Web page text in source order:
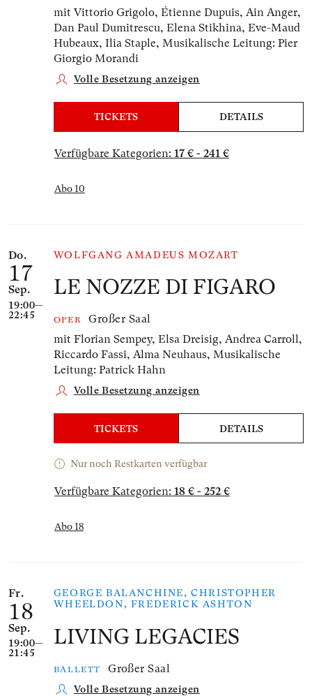
mit Vittorio Grigolo, Étienne Dupuis, Ain Anger,
Dan Paul Dumitrescu, Elena Stikhina, Eve-Maud
Hubeaux, Ilia Staple, Musikalische Leitung: Pier
Giorgio Morandi
Volle Besetzung anzeigen
TICKETS DETAILS
Verfügbare Kategorien: 17 € - 241 €
Abo 10
Do.
17
Sep.
19:00—
22:45
WOLFGANG AMADEUS MOZART
LE NOZZE DI FIGARO
OPER
Großer Saal
mit Florian Sempey, Elsa Dreisig, Andrea Carroll,
Riccardo Fassi, Alma Neuhaus, Musikalische
Leitung: Patrick Hahn
Volle Besetzung anzeigen
TICKETS DETAILS
Nur noch Restkarten verfügbar
Verfügbare Kategorien: 18 € - 252 €
Abo 18
Fr.
18
Sep.
19:00—
21:45
GEORGE BALANCHINE, CHRISTOPHER
WHEELDON, FREDERICK ASHTON
LIVING LEGACIES
BALLETT Großer Saal
Volle Besetzung anzeigen